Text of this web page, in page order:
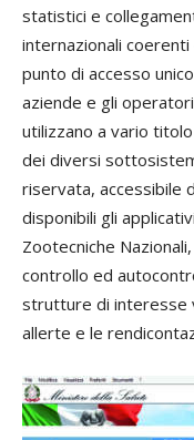
statistici e
internazionali coerenti
punto di accesso
aziende e gli
utilizzano a vario
dei diversi
riservata, accessibile
disponibili gli
Zootecniche
controllo ed
strutture di interesse
allerte e le